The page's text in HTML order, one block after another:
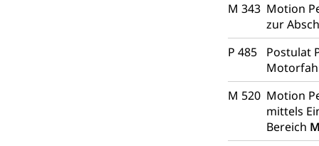
M 343 Motion
zur
P 485
Postulat
M 520 Motion
mittels
Bereich